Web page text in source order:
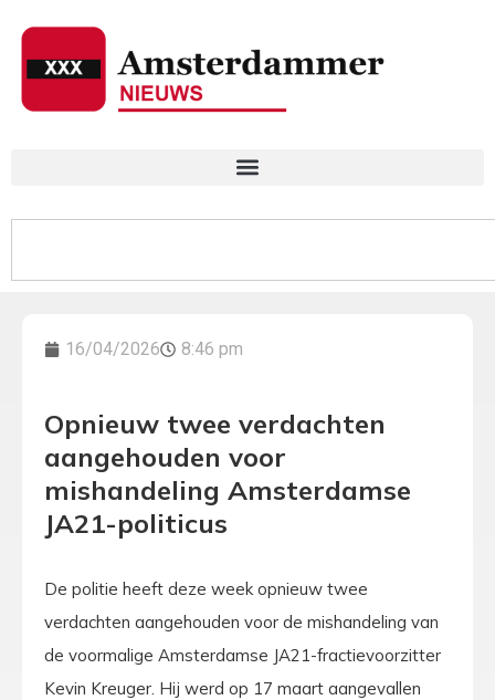
16/04/2026 8:46 pm
Opnieuw twee verdachten
aangehouden voor
mishandeling Amsterdamse
JA21-politicus
De politie heeft deze week opnieuw twee
verdachten aangehouden voor de mishandeling van
de voormalige Amsterdamse JA21-fractievoorzitter
Kevin Kreuger. Hij werd op 17 maart aangevallen